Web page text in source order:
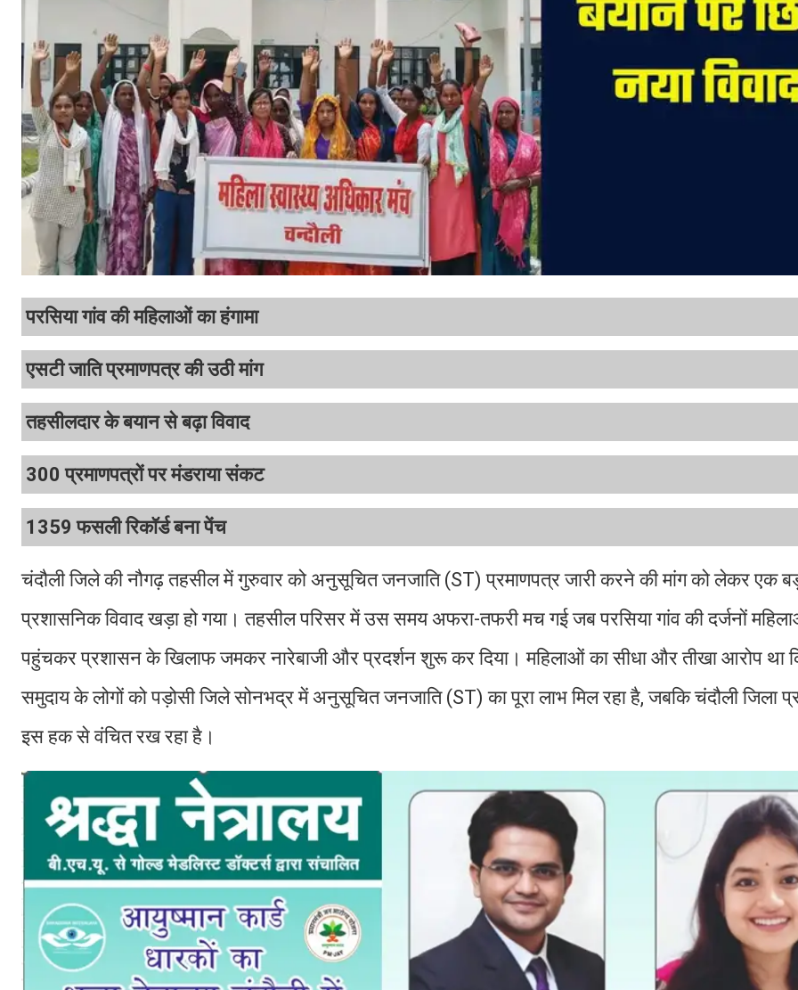
परसिया गांव की महिलाओं का हंगामा
एसटी जाति प्रमाणपत्र की उठी मांग
तहसीलदार के बयान से बढ़ा विवाद
300 प्रमाणपत्रों पर मंडराया संकट
1359 फसली रिकॉर्ड बना पेंच
चंदौली जिले की नौगढ़ तहसील में गुरुवार को अनुसूचित जनजाति (ST) प्रमाणपत्र जारी करने की मांग को लेकर एक
प्रशासनिक विवाद खड़ा हो गया। तहसील परिसर में उस समय अफरा-तफरी मच गई जब परसिया गांव की दर्जनों
पहुंचकर प्रशासन के खिलाफ जमकर नारेबाजी और प्रदर्शन शुरू कर दिया। महिलाओं का सीधा और तीखा आरोप था
समुदाय के लोगों को पड़ोसी जिले सोनभद्र में अनुसूचित जनजाति (ST) का पूरा लाभ मिल रहा है, जबकि चंदौली जिला
इस हक से वंचित रख रहा है।